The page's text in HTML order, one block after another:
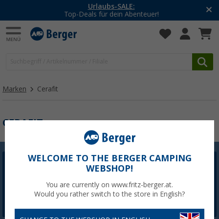
Urlaubs-SALE:
Top-Deals für dein Abenteuer!
Marken Cerafit
CERAFIT
Berger Newsletter
5,- € Willkommensgutschein sichern
WELCOME TO THE BERGER CAMPING
WEBSHOP!
You are currently on www.fritz-berger.at.
Would you rather switch to the store in English?